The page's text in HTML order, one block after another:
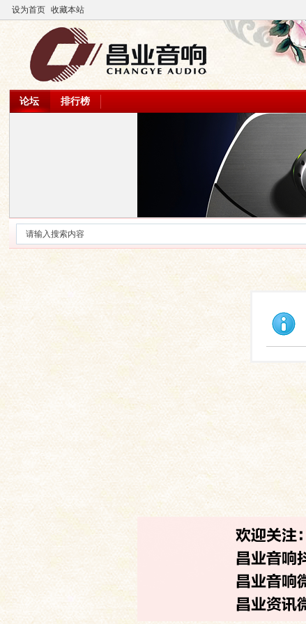
设为首页 收藏本站
论坛 排行榜